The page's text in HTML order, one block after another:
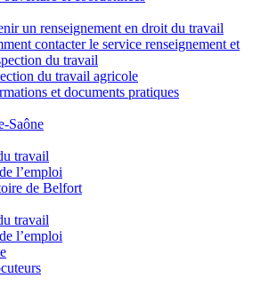
un renseignement en droit du travail
contacter le service renseignement et
du travail
du travail agricole
et documents pratiques
Saône
travail
l’emploi
de Belfort
travail
l’emploi